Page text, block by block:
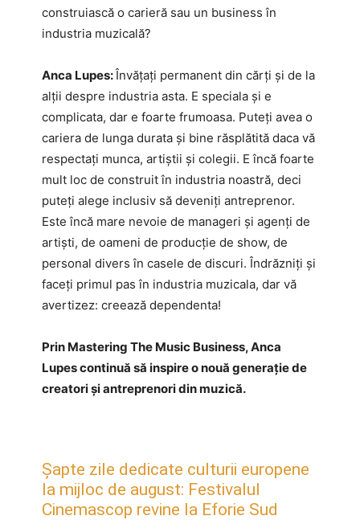
construiască o carieră sau un business în
industria muzicală?
Anca Lupes:Învățați permanent din cărți și de la
alții despre industria asta. E speciala și e
complicata, dar e foarte frumoasa. Puteți avea o
cariera de lunga durata și bine răsplătită daca vă
respectați munca, artiștii și colegii. E încă foarte
mult loc de construit în industria noastră, deci
puteți alege inclusiv să deveniți antreprenor.
Este încă mare nevoie de manageri și agenți de
artiști, de oameni de producție de show, de
personal divers în casele de discuri. Îndrăzniți și
faceți primul pas în industria muzicala, dar vă
avertizez: creează dependenta!
Prin Mastering The Music Business, Anca
Lupes continuă să inspire o nouă generație de
creatori și antreprenori din muzică.
Șapte zile dedicate culturii europene
la mijloc de august: Festivalul
Cinemascop revine la Eforie Sud